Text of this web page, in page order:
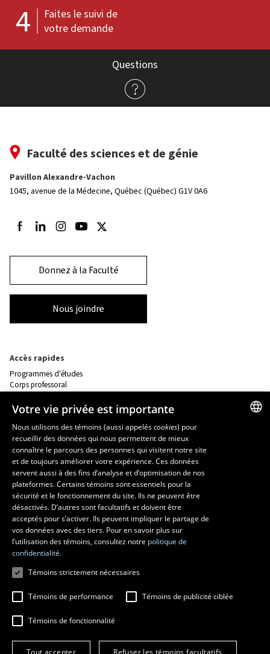
4
Faites le suivi de
votre demande
Questions
Faculté des sciences et de génie
Pavillon Alexandre-Vachon
1045, avenue de la Médecine, Québec (Québec) G1V 0A6
Suivez-nous sur Facebook
Suivez-nous sur LinkedIn
Suivez-nous sur Instagram
Suivez-nous sur Youtube
Suivez-nous sur Twitter
Donnez à la Faculté
Nous joindre
Accès rapides
Programmes d'études
Corps professoral
Foire aux questions
Ressources
monPortail
MESURES D'URGENCE
Composer le 418 656-5555
© 2026 Université Laval
Fraude en ligne
Votre vie privée est importante
Nous utilisons des témoins (aussi appeléscookies) pour
recueillir des données qui nous permettent de mieux
connaître le parcours des personnes qui visitent notre site
et de toujours améliorer votre expérience. Ces données
servent aussi à des fins d’analyse et d’optimisation de nos
plateformes. Certains témoins sont essentiels pour la
sécurité et le fonctionnement du site. Ils ne peuvent être
désactivés. D’autres sont facultatifs et doivent être
acceptés pour s’activer. Ils peuvent impliquer le partage de
vos données avec des tiers. Pour en savoir plus sur
l’utilisation des témoins, consultez notre politique de
confidentialité.
Témoins strictement nécessaires
Témoins de performance Témoins de publicité ciblée
Témoins de fonctionnalité
Tout accepter Refuser les témoins facultatifs